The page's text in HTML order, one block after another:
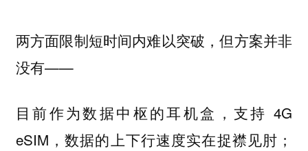
两方面限制短时间内难以突破，但方案并非
没有——
目前作为数据中枢的耳机盒，支持 4G
eSIM，数据的上下行速度实在捉襟见肘；